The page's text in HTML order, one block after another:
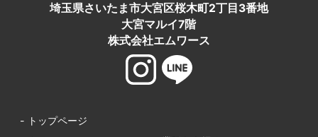
埼玉県さいたま市大宮区桜木町2丁目3番地
大宮マルイ7階
株式会社エムワース
- トップページ